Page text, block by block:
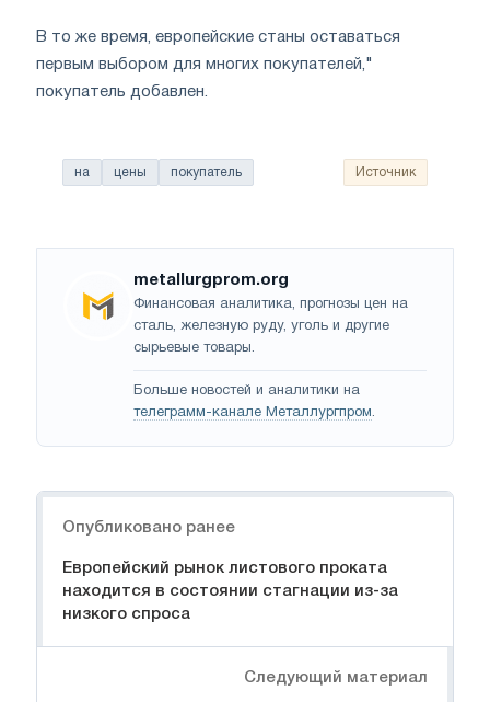
В то же время, европейские станы оставаться
первым выбором для многих покупателей,"
покупатель добавлен.
на цены покупатель Источник
metallurgprom.org
Финансовая аналитика, прогнозы цен на
сталь, железную руду, уголь и другие
сырьевые товары.
Больше новостей и аналитики на
телеграмм-канале Металлургпром.
Опубликовано ранее
Европейский рынок листового проката
находится в состоянии стагнации из-за
низкого спроса
Следующий материал